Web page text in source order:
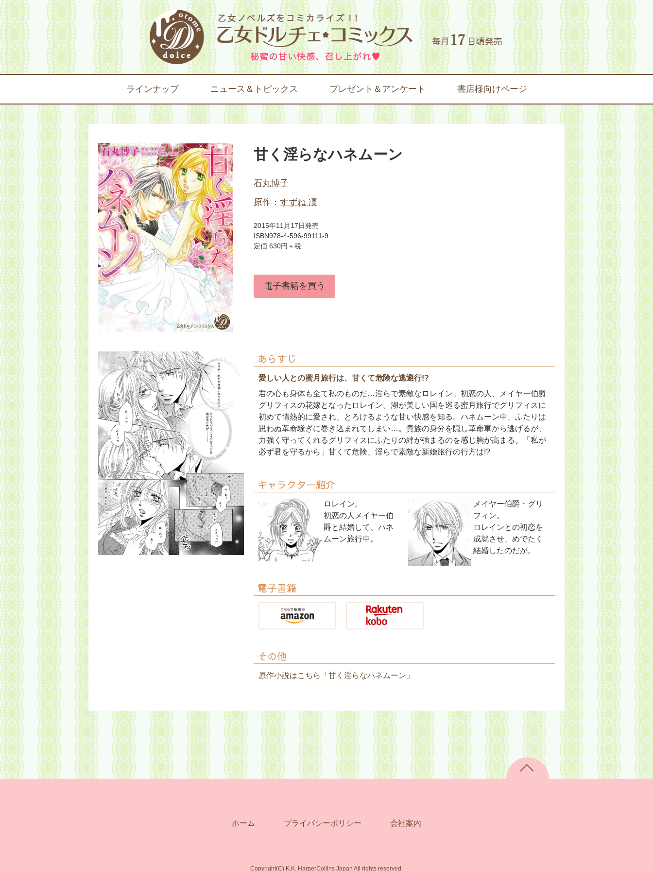
ラインナップ ニュース＆トピックス プレゼント＆アンケート 書店様向けページ
甘く淫らなハネムーン
石丸博子
原作： すずね 凜
2015年11月17日発売
ISBN978-4-596-99111-9
定価 630円＋税
電子書籍を買う
あらすじ
愛しい人との蜜月旅行は、甘くて危険な逃避行!?
君の心も身体も全て私のものだ…淫らで素敵なロレイン」初恋の人、メイヤー伯爵
グリフィスの花嫁となったロレイン。湖が美しい国を巡る蜜月旅行でグリフィスに
初めて情熱的に愛され、とろけるような甘い快感を知る。ハネムーン中、ふたりは
思わぬ革命騒ぎに巻き込まれてしまい…。貴族の身分を隠し革命軍から逃げるが、
力強く守ってくれるグリフィスにふたりの絆が強まるのを感じ胸が高まる。「私が
必ず君を守るから」甘くて危険、淫らで素敵な新婚旅行の行方は!?
キャラクター紹介
ロレイン。
初恋の人メイヤー伯
爵と結婚して、ハネ
ムーン旅行中。
メイヤー伯爵・グリ
フィン。
ロレインとの初恋を
成就させ、めでたく
結婚したのだが。
電子書籍
その他
原作小説はこちら「甘く淫らなハネムーン」
ホーム プライバシーポリシー 会社案内
Copyright(C) K.K. HarperCollins Japan All rights reserved.